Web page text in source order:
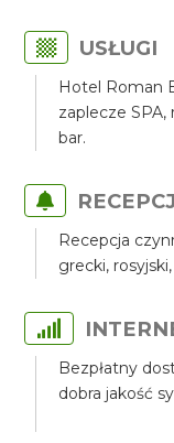
USŁUGI
Hotel Roman
zaplecze
bar.
Recepcja
grecki,
Bezpłatny
dobra jakość